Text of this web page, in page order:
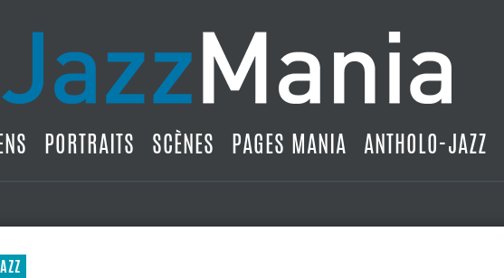
PORTRAITS SCÈNES PAGES MANIA ANTHOLO-JAZZ